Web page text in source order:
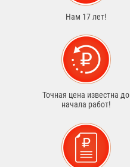
Нам 17 лет!
Точная цена известна до
начала работ!